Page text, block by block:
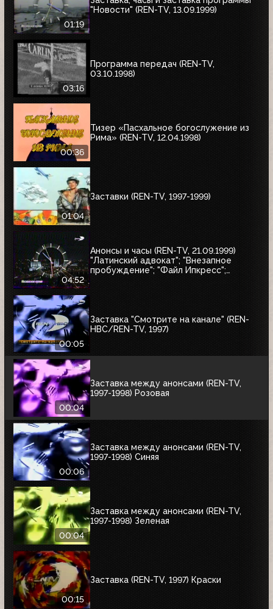
01:19
"Новости" (REN-TV, 13.09.1999)
03:16
Программа передач (REN-TV,
03.10.1998)
00:36
Тизер «Пасхальное богослужение из
Рима» (REN-TV, 12.04.1998)
01:04
Заставки (REN-TV, 1997-1999)
04:52
Анонсы и часы (REN-TV, 21.09.1999)
"Латинский адвокат"; "Внезапное
пробуждение"; "Файл Ипкресс";
00:05
Заставка "Смотрите на канале" (REN-
HBC/REN-TV, 1997)
00:04
Заставка между анонсами (REN-TV,
1997-1998) Розовая
00:06
Заставка между анонсами (REN-TV,
1997-1998) Синяя
00:04
Заставка между анонсами (REN-TV,
1997-1998) Зеленая
00:15
Заставка (REN-TV, 1997) Краски